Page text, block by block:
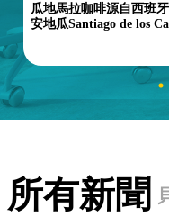
瓜地馬拉咖啡源自西班
安地瓜Santiago de los
所有新聞